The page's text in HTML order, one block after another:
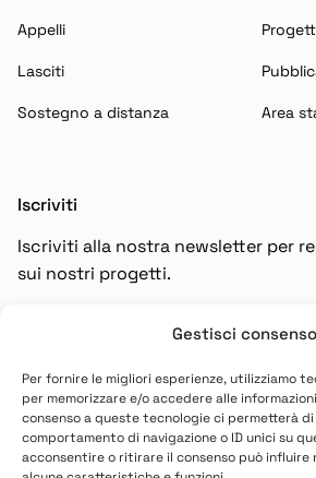
Gestisci consenso
Per fornire le migliori esperienze, utilizziamo
per memorizzare e/o accedere alle
consenso a queste tecnologie ci permetterà
comportamento di navigazione o ID unici su
acconsentire o ritirare il consenso può influire
Appelli
Lasciti
Sostegno a distanza Area
Iscriviti
Iscriviti alla nostra newsletter per
sui nostri progetti.